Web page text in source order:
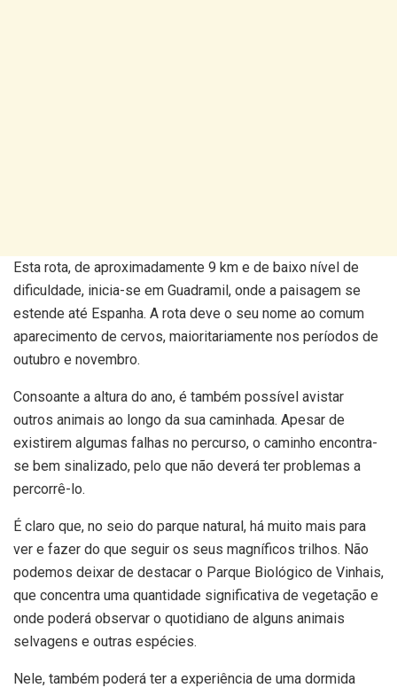
Esta rota, de aproximadamente 9 km e de baixo nível de
dificuldade, inicia-se em Guadramil, onde a paisagem se
estende até Espanha. A rota deve o seu nome ao comum
aparecimento de cervos, maioritariamente nos períodos de
outubro e novembro.
Consoante a altura do ano, é também possível avistar
outros animais ao longo da sua caminhada. Apesar de
existirem algumas falhas no percurso, o caminho encontra-
se bem sinalizado, pelo que não deverá ter problemas a
percorrê-lo.
É claro que, no seio do parque natural, há muito mais para
ver e fazer do que seguir os seus magníficos trilhos. Não
podemos deixar de destacar o Parque Biológico de Vinhais,
que concentra uma quantidade significativa de vegetação e
onde poderá observar o quotidiano de alguns animais
selvagens e outras espécies.
Nele, também poderá ter a experiência de uma dormida